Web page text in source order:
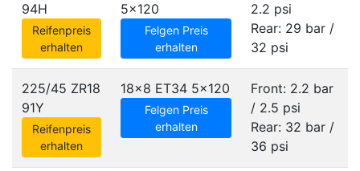
94H
Reifenpreis
erhalten
5x120
Felgen Preis
erhalten
2.2 psi
Rear: 29 bar /
32 psi
225/45 ZR18
91Y
Reifenpreis
erhalten
18x8 ET34 5x120
Felgen Preis
erhalten
Front: 2.2 bar
/ 2.5 psi
Rear: 32 bar /
36 psi